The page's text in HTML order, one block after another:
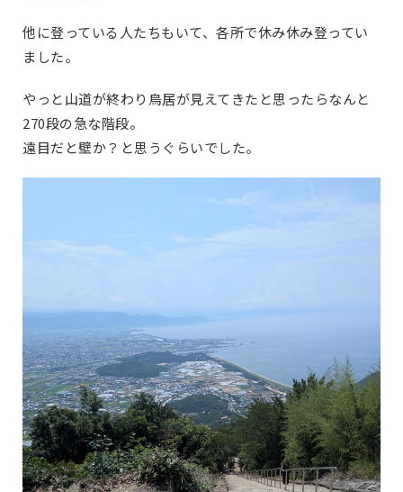
他に登っている人たちもいて、各所で休み休み登ってい
ました。
やっと山道が終わり鳥居が見えてきたと思ったらなんと
270段の急な階段。
遠目だと壁か？と思うぐらいでした。